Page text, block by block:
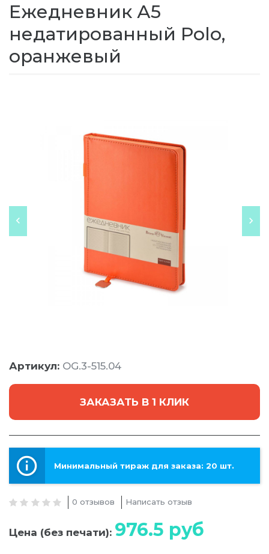
Ежедневник А5
недатированный Polo,
оранжевый
Артикул: OG.3-515.04
ЗАКАЗАТЬ В 1 КЛИК
Минимальный тираж для заказа: 20 шт.
0 отзывов Написать отзыв
Цена (без печати): 976.5 руб